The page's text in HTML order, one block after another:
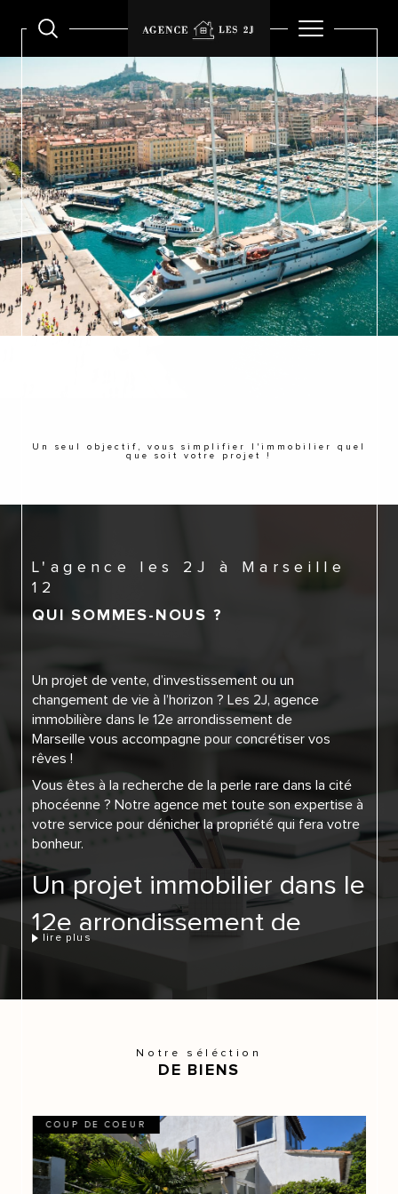
Un seul objectif, vous simplifier l'immobilier quel
que soit votre projet !
L'agence les 2J à Marseille
12
QUI SOMMES-NOUS ?
Un projet de vente, d’investissement ou un
changement de vie à l’horizon ? Les 2J, agence
immobilière dans le 12e arrondissement de
Marseille vous accompagne pour concrétiser vos
rêves !
Vous êtes à la recherche de la perle rare dans la cité
phocéenne ? Notre agence met toute son expertise à
votre service pour dénicher la propriété qui fera votre
bonheur.
Un projet immobilier dans le
12e arrondissement de
Marseille ? Découvrez nos
prestations !
transactions immobilières. Pour cela, nous vous
proposons plusieurs prestations qui vous permettront
La vente de biens immobiliers
Que vous soyez propriétaire d’un bien immobilier ou
futur acquéreur à la recherche d’un appartement, nous
lire plus
Notre séléction
DE BIENS
COUP DE COEUR